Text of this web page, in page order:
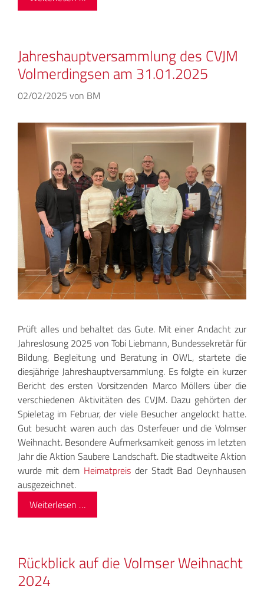
Jahreshauptversammlung des CVJM
Volmerdingsen am 31.01.2025
02/02/2025 von BM
Prüft alles und behaltet das Gute. Mit einer Andacht zur
Jahreslosung 2025 von Tobi Liebmann, Bundessekretär für
Bildung, Begleitung und Beratung in OWL, startete die
diesjährige Jahreshauptversammlung. Es folgte ein kurzer
Bericht des ersten Vorsitzenden Marco Möllers über die
verschiedenen Aktivitäten des CVJM. Dazu gehörten der
Spieletag im Februar, der viele Besucher angelockt hatte.
Gut besucht waren auch das Osterfeuer und die Volmser
Weihnacht. Besondere Aufmerksamkeit genoss im letzten
Jahr die Aktion Saubere Landschaft. Die stadtweite Aktion
wurde mit dem Heimatpreis der Stadt Bad Oeynhausen
ausgezeichnet.
Weiterlesen …
Rückblick auf die Volmser Weihnacht
2024